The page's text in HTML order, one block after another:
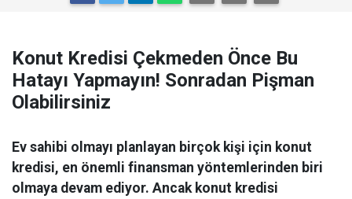
Konut Kredisi Çekmeden Önce Bu
Hatayı Yapmayın! Sonradan Pişman
Olabilirsiniz
Ev sahibi olmayı planlayan birçok kişi için konut
kredisi, en önemli finansman yöntemlerinden biri
olmaya devam ediyor. Ancak konut kredisi